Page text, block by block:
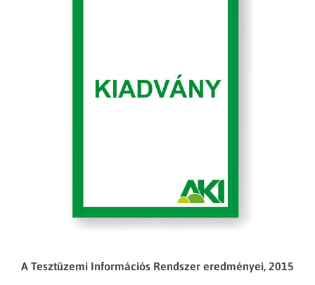
A Tesztüzemi Információs Rendszer eredményei, 2015